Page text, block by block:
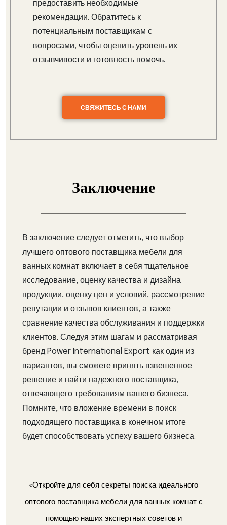
предоставить необходимые
рекомендации. Обратитесь к
потенциальным поставщикам с
вопросами, чтобы оценить уровень их
отзывчивости и готовность помочь.
СВЯЖИТЕСЬ С НАМИ
Заключение
В заключение следует отметить, что выбор
лучшего оптового поставщика мебели для
ванных комнат включает в себя тщательное
исследование, оценку качества и дизайна
продукции, оценку цен и условий, рассмотрение
репутации и отзывов клиентов, а также
сравнение качества обслуживания и поддержки
клиентов. Следуя этим шагам и рассматривая
бренд Power International Export как один из
вариантов, вы сможете принять взвешенное
решение и найти надежного поставщика,
отвечающего требованиям вашего бизнеса.
Помните, что вложение времени в поиск
подходящего поставщика в конечном итоге
будет способствовать успеху вашего бизнеса.
«Откройте для себя секреты поиска идеального
оптового поставщика мебели для ванных комнат с
помощью наших экспертных советов и